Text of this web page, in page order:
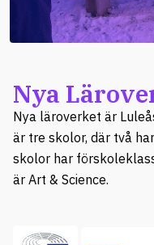
Nya
Nya läroverket är
är tre skolor, där två
skolor har
är Art & Science.